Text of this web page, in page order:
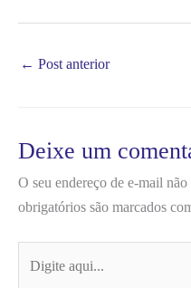
← Post anterior
Deixe um
O seu endereço de e-mail
obrigatórios são marcados
aqui...